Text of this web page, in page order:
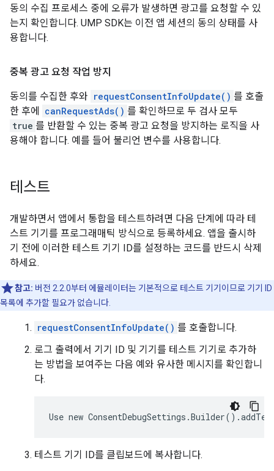
동의 수집 프로세스 중에 오류가 발생하면 광고를 요청할 수 있
는지 확인합니다. UMP SDK는 이전 앱 세션의 동의 상태를 사
용합니다.
중복 광고 요청 작업 방지
동의를 수집한 후와 requestConsentInfoUpdate() 를 호출
한 후에
canRequestAds() 를 확인하므로 두 검사 모두
true 를 반환할 수 있는 중복 광고 요청을 방지하는 로직을 사
용해야 합니다. 예를 들어 불리언 변수를 사용합니다.
테스트
개발하면서 앱에서 통합을 테스트하려면 다음 단계에 따라 테
스트 기기를 프로그래매틱 방식으로 등록하세요. 앱을 출시하
기 전에 이러한 테스트 기기 ID를 설정하는 코드를 반드시 삭제
하세요.
참고: 버전 2.2.0부터 에뮬레이터는 기본적으로 테스트 기기이므로 기기 ID
목록에 추가할 필요가 없습니다.
requestConsentInfoUpdate() 를 호출합니다.
로그 출력에서 기기 ID 및 기기를 테스트 기기로 추가하
는 방법을 보여주는 다음 예와 유사한 메시지를 확인합니
다.
테스트 기기 ID를 클립보드에 복사합니다.